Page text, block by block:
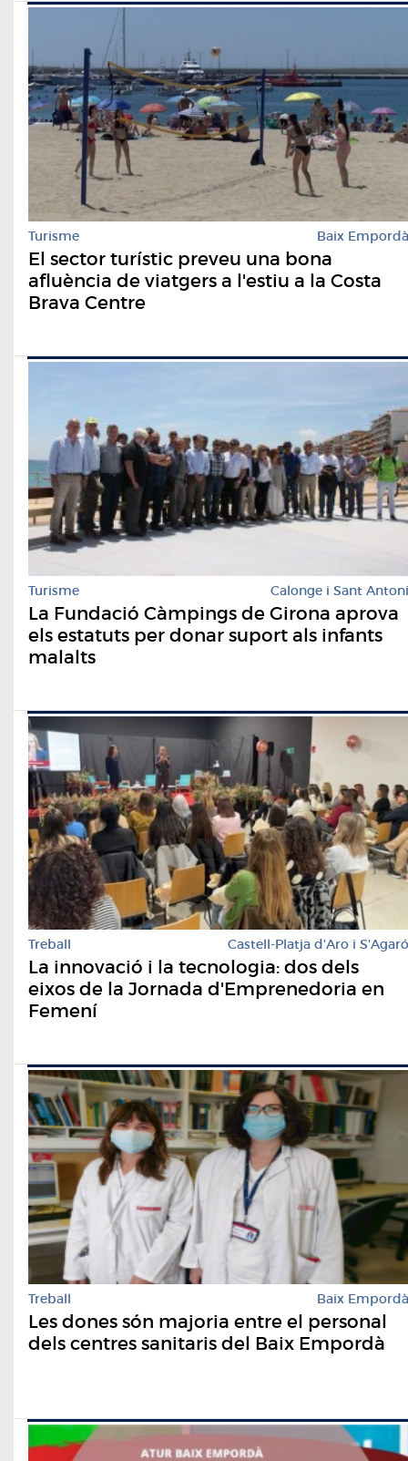
Turisme Baix Empordà
El sector turístic preveu una bona
afluència de viatgers a l'estiu a la Costa
Brava Centre
Turisme Calonge i Sant Antoni
La Fundació Càmpings de Girona aprova
els estatuts per donar suport als infants
malalts
Treball Castell-Platja d'Aro i S'Agaró
La innovació i la tecnologia: dos dels
eixos de la Jornada d'Emprenedoria en
Femení
Treball Baix Empordà
Les dones són majoria entre el personal
dels centres sanitaris del Baix Empordà